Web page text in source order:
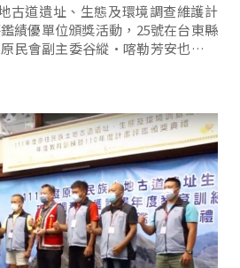
古道遺址、生態及環境調查維護計
績優單位頒獎活動，25號在台東縣
民會副主委谷縱·喀勒芳安也親自
鎮機關為部落文化遺蹟以及山林古